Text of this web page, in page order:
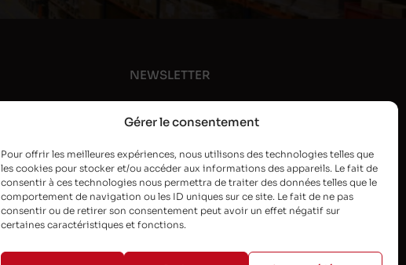
Gérer le consentement
Pour offrir les meilleures expériences, nous utilisons des technologies telles que
les cookies pour stocker et/ou accéder aux informations des appareils. Le fait de
consentir à ces technologies nous permettra de traiter des données telles que le
comportement de navigation ou les ID uniques sur ce site. Le fait de ne pas
consentir ou de retirer son consentement peut avoir un effet négatif sur
certaines caractéristiques et fonctions.
NEWSLETTER